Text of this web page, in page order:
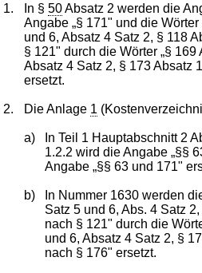
1. In §50Absatz 2 werden die
Angabe „§ 171" und die
und 6, Absatz 4 Satz 2, § 118
§ 121" durch die Wörter „§ 169
Absatz 4 Satz 2, § 173 Absatz
ersetzt.
2. Die Anlage 1
a)
In Teil 1 Hauptabschnitt 2
1.2.2 wird die Angabe „§§
Angabe „§§ 63 und 171"
b)
In Nummer 1630 werden
Satz 5 und 6, Abs. 4 Satz
nach § 121" durch die
und 6, Absatz 4 Satz 2, §
nach § 176" ersetzt.